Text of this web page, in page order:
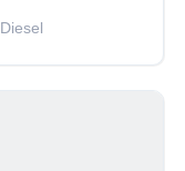
Diesel